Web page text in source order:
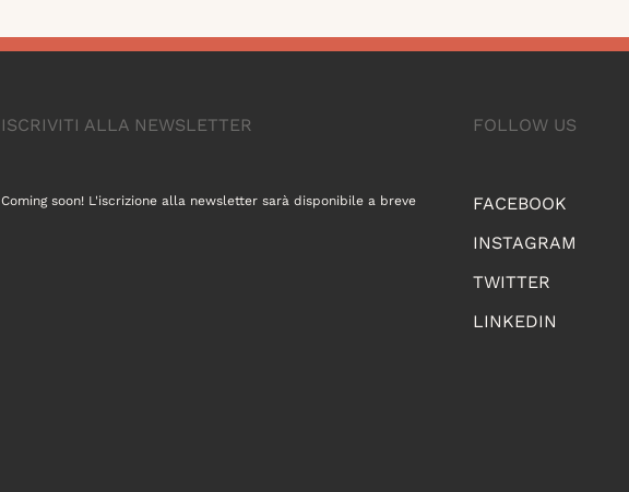
FOLLOW US
FACEBOOK
INSTAGRAM
TWITTER
LINKEDIN
ISCRIVITI ALLA NEWSLETTER
Coming soon! L'iscrizione alla newsletter sarà disponibile a breve